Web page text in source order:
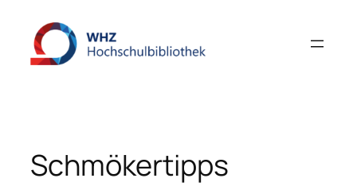
Inhalt
springen
Schmökertipps